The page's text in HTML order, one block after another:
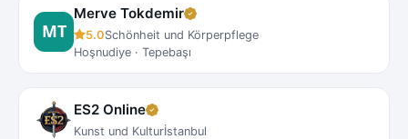
Merve Tokdemir
5.0Schönheit und Körperpflege
Hoşnudiye · Tepebaşı
ES2 Online
Kunst und Kulturİstanbul